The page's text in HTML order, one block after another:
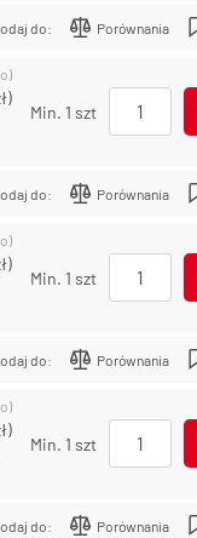
do: Porównania
)
Min. 1 szt
do: Porównania
)
Min. 1 szt
do: Porównania
)
Min. 1 szt
do: Porównania